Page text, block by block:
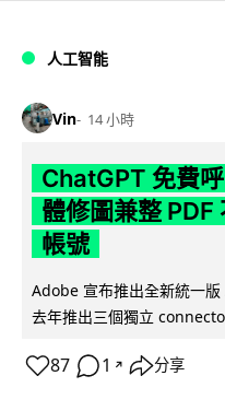
人工智能
Vin 14 小時
ChatGPT 免費
體修圖兼整 PDF
帳號
Adobe 宣布推出全新統一
去年推出三個獨立
87 1 ↗ 分享